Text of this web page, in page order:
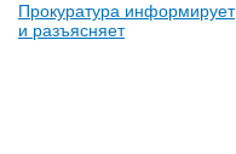
Прокуратура информирует
и разъясняет